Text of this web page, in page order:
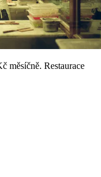
měsíčně. Restaurace